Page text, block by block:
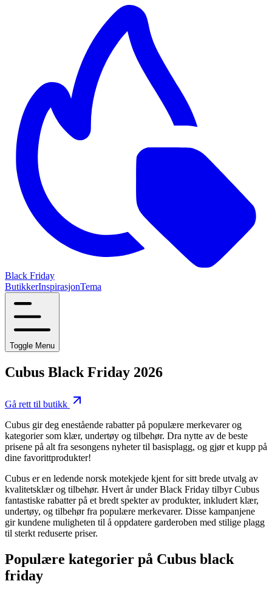
Black Friday
ButikkerInspirasjonTema
Toggle Menu
Cubus Black Friday 2026
Gå rett til butikk
Cubus gir deg enestående rabatter på populære merkevarer og
kategorier som klær, undertøy og tilbehør. Dra nytte av de beste
prisene på alt fra sesongens nyheter til basisplagg, og gjør et kupp på
dine favorittprodukter!
Cubus er en ledende norsk motekjede kjent for sitt brede utvalg av
kvalitetsklær og tilbehør. Hvert år under Black Friday tilbyr Cubus
fantastiske rabatter på et bredt spekter av produkter, inkludert klær,
undertøy, og tilbehør fra populære merkevarer. Disse kampanjene
gir kundene muligheten til å oppdatere garderoben med stilige plagg
til sterkt reduserte priser.
Populære kategorier på Cubus black
friday